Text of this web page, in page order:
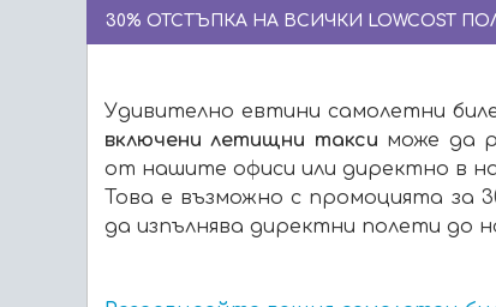
30% ОТСТЪПКА НА ВСИЧКИ LOWCOST
Удивително евтини самолетни
включени летищни такси може да
от нашите офиси или директно в
Това е възможно с промоцията за
да изпълнява директни полети до